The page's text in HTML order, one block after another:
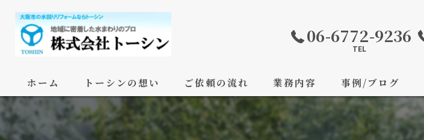
06-6772-9236
TEL
ホーム トーシンの想い ご依頼の流れ 業務内容 事例/ブログ